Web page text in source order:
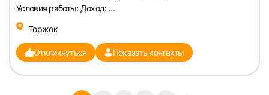
Условия работы: Доход: ...
Торжок
Откликнуться Показать контакты